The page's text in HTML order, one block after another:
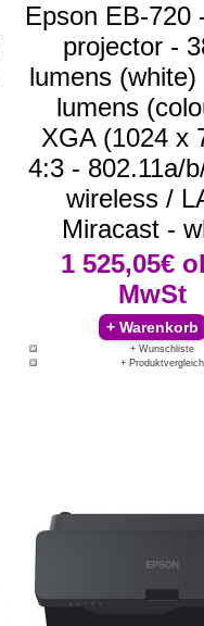
Epson EB-720
projector -
lumens (white)
lumens
XGA (1024 x
4:3 - 802.11a/
wireless /
Miracast -
1 525,05€
MwSt
+ Wunschliste
+ Produktvergleich